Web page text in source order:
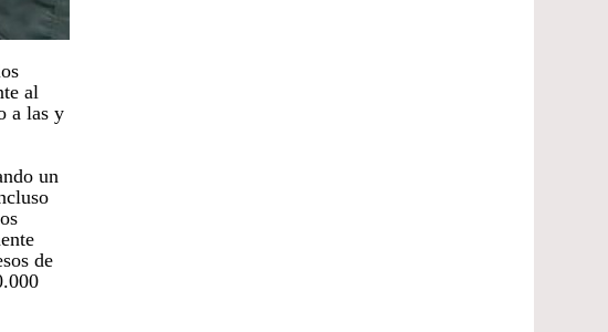
al
a las y
un
de